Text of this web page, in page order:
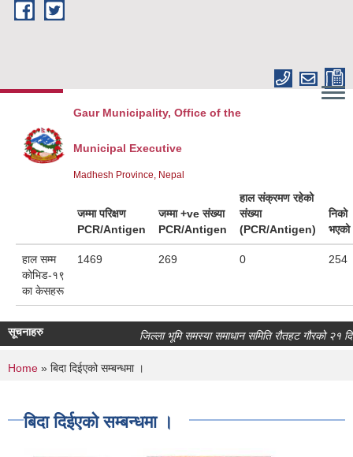
Skip to main content
Gaur Municipality, Office of the
Municipal Executive
Madhesh Province, Nepal
जम्मा परिक्षण
PCR/Antigen
जम्मा +ve संख्या
PCR/Antigen
हाल संक्रमण रहेको
संख्या
(PCR/Antigen)
निको
भएको
हाल सम्म
कोभिड-१९
का केसहरू
1469 269 0 254
सूचनाहरु जिल्ला भूमि समस्या समाधान समिति रौतहट गौरको २१ दिने
You are here
Home » बिदा दिईएको सम्बन्धमा ।
बिदा दिईएको सम्बन्धमा ।